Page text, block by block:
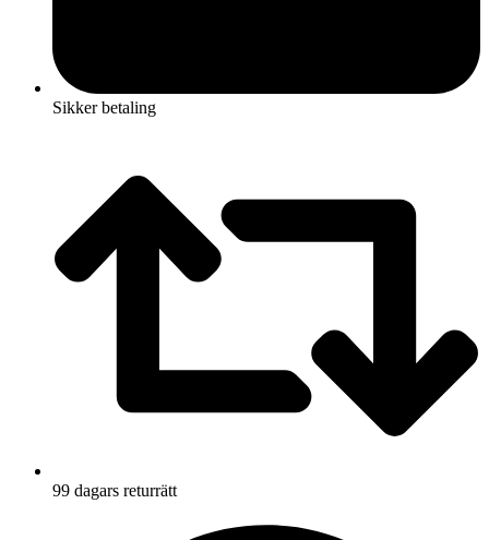
Sikker betaling
99 dagars returrätt